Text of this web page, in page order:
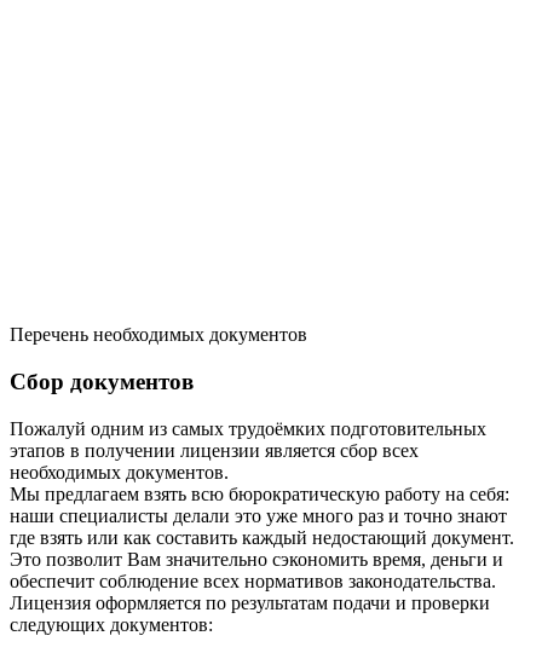
Перечень необходимых документов
Сбор документов
Пожалуй одним из самых трудоёмких подготовительных
этапов в получении лицензии является сбор всех
необходимых документов.
Мы предлагаем взять всю бюрократическую работу на себя:
наши специалисты делали это уже много раз и точно знают
где взять или как составить каждый недостающий документ.
Это позволит Вам значительно сэкономить время, деньги и
обеспечит соблюдение всех нормативов законодательства.
Лицензия оформляется по результатам подачи и проверки
следующих документов: